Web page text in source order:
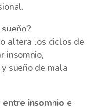
altera los ciclos de
insomnio,
sueño de mala
entre insomnio e